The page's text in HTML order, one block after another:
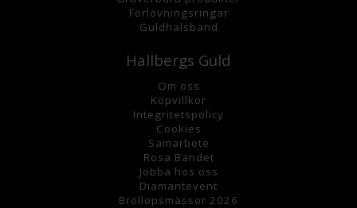
Förlovningsringar
Guldhalsband
Hallbergs Guld
Om oss
Köpvillkor
Integritetspolicy
Cookies
Samarbete
Rosa Bandet
Jobba hos oss
Diamantevent
Bröllopsmässor 2026